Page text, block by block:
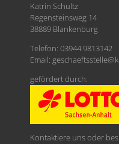
Katrin Schultz
Regensteinsweg 14
38889 Blankenburg
Telefon: 03944 9813142
Email: geschaeftsstelle@
gefördert durch:
Kontaktiere uns oder